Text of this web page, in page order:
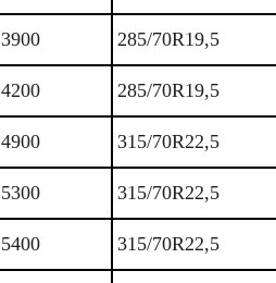
3900 285/70R19,5
4200 285/70R19,5
4900 315/70R22,5
5300 315/70R22,5
5400 315/70R22,5